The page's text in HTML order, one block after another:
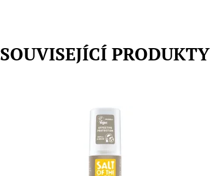
SOUVISEJÍCÍ PRODUKTY
Přírodní deodorant Salt of the Earth s ambrou a
santalem je určen pro muže, ale i ženy, které mají rády
neotřelé pánské a unisex mošusové vůně. Kombinuje
účinky minerální soli s éterickými oleji a bylinnými
extrakty. Pro spolehlivou ochranu po celý den....